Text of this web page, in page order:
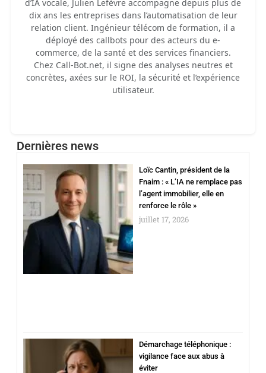
d’IA vocale, Julien Lefèvre accompagne depuis plus de
dix ans les entreprises dans l’automatisation de leur
relation client. Ingénieur télécom de formation, il a
déployé des callbots pour des acteurs du e-
commerce, de la santé et des services financiers.
Chez Call-Bot.net, il signe des analyses neutres et
concrètes, axées sur le ROI, la sécurité et l’expérience
utilisateur.
Dernières news
Loïc Cantin, président de la
Fnaim : « L’IA ne remplace pas
l’agent immobilier, elle en
renforce le rôle »
juillet 17, 2026
Démarchage téléphonique :
vigilance face aux abus à
éviter